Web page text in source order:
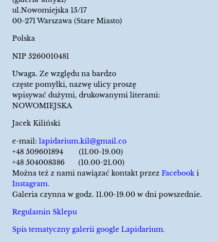
ul.Nowomiejska 15/17
00-271 Warszawa (Stare Miasto)
Polska
NIP 5260010481
Uwaga. Ze względu na bardzo
częste pomyłki, nazwę ulicy proszę
wpisywać dużymi, drukowanymi literami:
NOWOMIEJSKA
Jacek Kiliński
e-mail: lapidarium.kil@gmail.co
+48 509601894 (11.00-19.00)
+48 504008386 (10.00-21.00)
Można też z nami nawiązać kontakt przez Facebook i
Instagram.
Galeria czynna w godz. 11.00-19.00 w dni powszednie.
Regulamin Sklepu
Spis tematyczny galerii google Lapidarium.